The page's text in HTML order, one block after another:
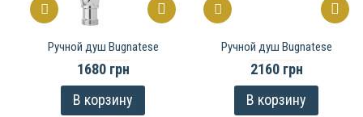
Ручной душ Bugnatese
1680 грн
В корзину
Ручной душ Bugnatese
2160 грн
В корзину